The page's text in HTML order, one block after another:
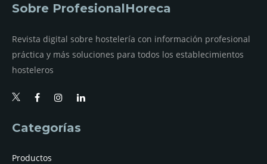
Sobre ProfesionalHoreca
Revista digital sobre hostelería con información profesional
práctica y más soluciones para todos los establecimientos
hosteleros
Categorías
Productos